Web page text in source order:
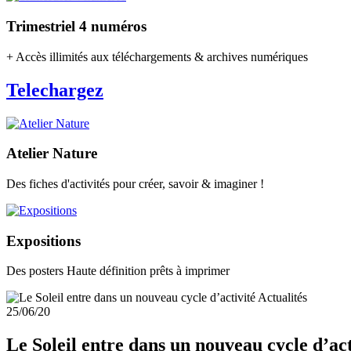
Trimestriel 4 numéros
+ Accès illimités aux téléchargements & archives numériques
Telechargez
Atelier Nature
Des fiches d'activités pour créer, savoir & imaginer !
Expositions
Des posters Haute définition prêts à imprimer
Actualités
25/06/20
Le Soleil entre dans un nouveau cycle